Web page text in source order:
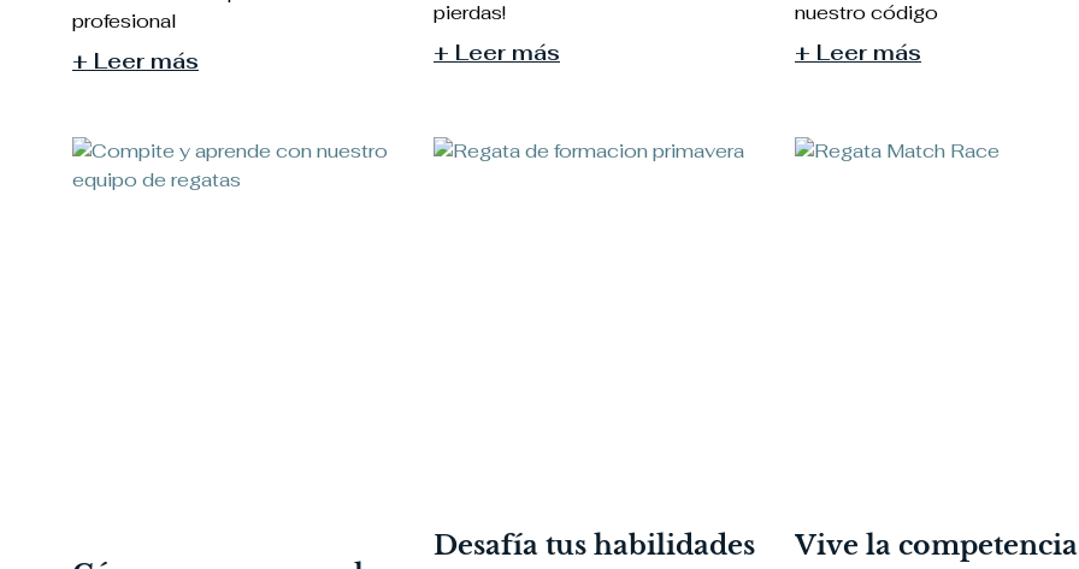
profesional
+ Leer más
pierdas!
+ Leer más
nuestro código
+ Leer más
Desafía tus habilidades
Vive la